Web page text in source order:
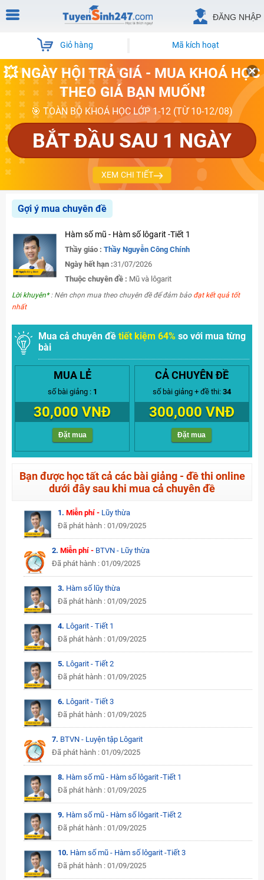
ĐĂNG NHẬP
Giỏ hàng Mã kích hoạt
💥 NGÀY HỘI TRẢ GIÁ - MUA KHOÁ HỌC
THEO GIÁ BẠN MUỐN❗
🎯 TOÀN BỘ KHOÁ HỌC LỚP 1-12 (TỪ 10-12/08)
BẮT ĐẦU SAU 1 NGÀY
XEM CHI TIẾT
Gợi ý mua chuyên đề
Hàm số mũ - Hàm số lôgarit -Tiết 1
Thầy giáo : Thầy Nguyễn Công Chính
Ngày hết hạn :31/07/2026
Thuộc chuyên đề : Mũ và lôgarit
Lời khuyên*: Nên chọn mua theo chuyên đề để đảm bảo đạt kết quả tốt
nhất
Mua cả chuyên đề tiết kiệm 64% so với mua từng
bài
MUA LẺ
số bài giảng : 1
30,000 VNĐ
Đặt mua
CẢ CHUYÊN ĐỀ
số bài giảng + đề thi: 34
300,000 VNĐ
Đặt mua
Bạn được học tất cả các bài giảng - đề thi online
dưới đây sau khi mua cả chuyên đề
1. Miễn phí - Lũy thừa
Đã phát hành : 01/09/2025
2.Miễn phí - BTVN - Lũy thừa
Đã phát hành : 01/09/2025
3. Hàm số lũy thừa
Đã phát hành : 01/09/2025
4. Lôgarit - Tiết 1
Đã phát hành : 01/09/2025
5. Lôgarit - Tiết 2
Đã phát hành : 01/09/2025
6. Lôgarit - Tiết 3
Đã phát hành : 01/09/2025
7. BTVN - Luyện tập Lôgarit
Đã phát hành : 01/09/2025
8. Hàm số mũ - Hàm số lôgarit -Tiết 1
Đã phát hành : 01/09/2025
9. Hàm số mũ - Hàm số lôgarit -Tiết 2
Đã phát hành : 01/09/2025
10. Hàm số mũ - Hàm số lôgarit -Tiết 3
Đã phát hành : 01/09/2025